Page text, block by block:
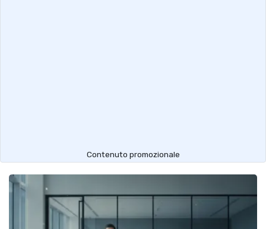
Contenuto promozionale